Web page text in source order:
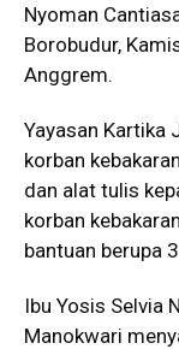
Nyoman
Borobudur,
Anggrem.
Yayasan Kartika
korban
dan alat tulis
korban
bantuan berupa
Ibu Yosis Selvia
Manokwari